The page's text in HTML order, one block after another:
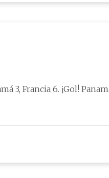
Panamá 3, Francia 6.